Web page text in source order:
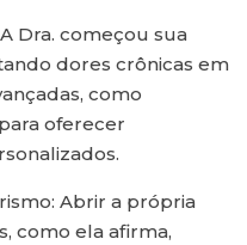
Dra. começou sua
dores crônicas em
como
oferecer
Abrir a própria
como ela afirma,